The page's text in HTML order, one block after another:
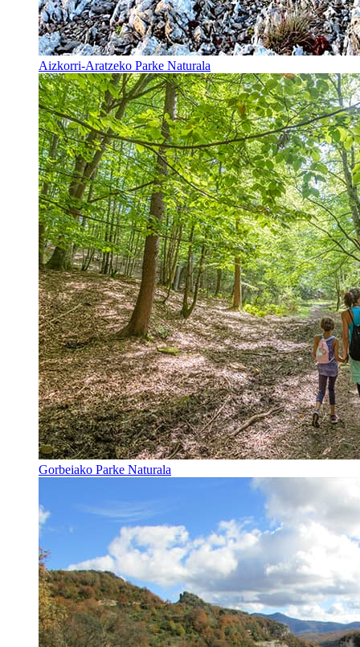
Aizkorri-Aratzeko Parke Naturala
Gorbeiako Parke Naturala